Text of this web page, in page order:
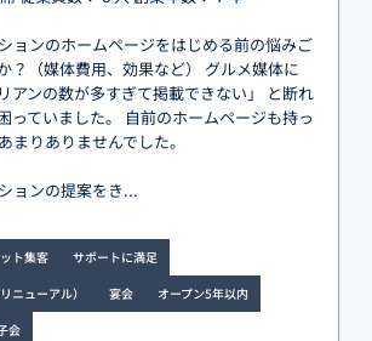
ョンのホームページをはじめる前の悩みご
？（媒体費用、効果など） グルメ媒体に
アンの数が多すぎて掲載できない」 と断れ
っていました。 自前のホームページも持っ
まりありませんでした。
ョンの提案をき...
ト集客
サポートに満足
ニューアル）
宴会
オープン5年以内
会